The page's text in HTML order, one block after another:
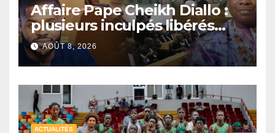
Affaire Pape Cheikh Diallo :
plusieurs inculpés libérés
après un non-lieu partiel
AOÛT 8, 2026
ACTUALITÉS